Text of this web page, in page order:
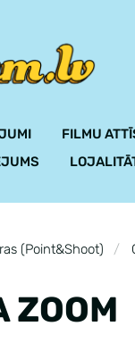
FILMU
(Point&Shoot)
ZOOM